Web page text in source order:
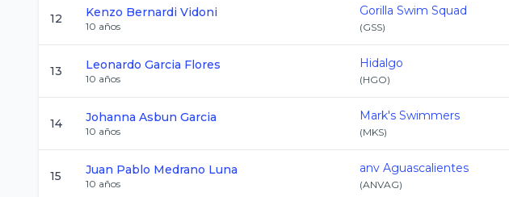
12 Kenzo Bernardi Vidoni
10 años
Gorilla Swim Squad
(GSS)
13 Leonardo Garcia Flores
10 años
Hidalgo
(HGO)
14 Johanna Asbun Garcia
10 años
Mark's Swimmers
(MKS)
15 Juan Pablo Medrano Luna
10 años
anv Aguascalientes
(ANVAG)